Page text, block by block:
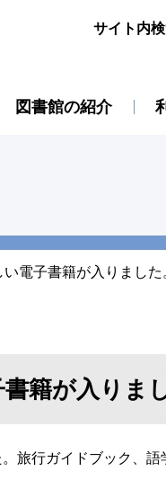
サイト内
図書館の紹介
電子書籍が入りました
籍が入りまし
旅行ガイドブック、